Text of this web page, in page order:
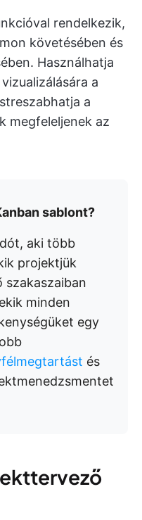
rendelkezik,
követésében és
Használhatja
a
a
megfeleljenek az
sablont?
aki több
projektjük
szakaszaiban
minden
egy
és